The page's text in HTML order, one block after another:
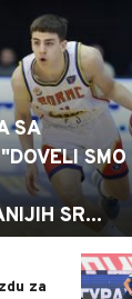
SA
SMO
SR...
za